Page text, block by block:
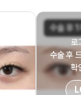
수술 후 1
로
수술 후
확